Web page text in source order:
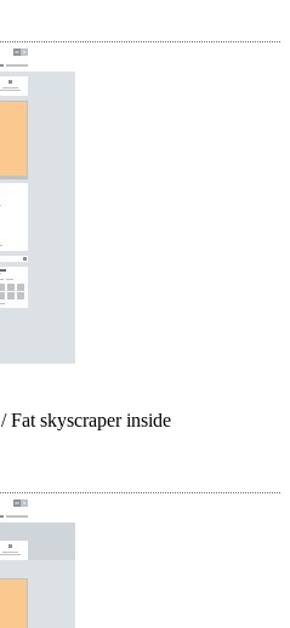
/ Fat skyscraper inside